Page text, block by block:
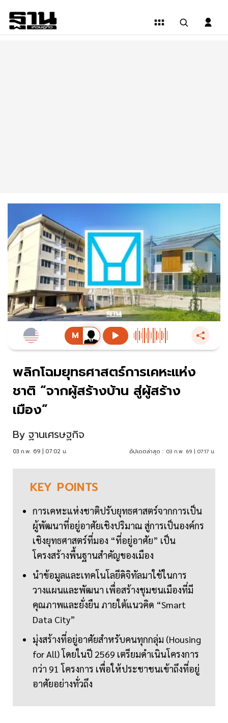
พลิกโฉมยุทธศาสตร์การเคหะแห่ง
ชาติ “จากผู้สร้างบ้าน สู่ผู้สร้าง
เมือง”
By ฐานเศรษฐกิจ
03 ก.พ. 69 | 07:02 น. อัปเดตล่าสุด : 03 ก.พ. 69 | 07:17 น.
KEY POINTS
การเคหะแห่งชาติปรับยุทธศาสตร์จากการเป็น
ผู้พัฒนาที่อยู่อาศัยเชิงปริมาณ สู่การเป็นองค์กร
เชิงยุทธศาสตร์ที่มอง “ที่อยู่อาศัย” เป็น
โครงสร้างพื้นฐานสำคัญของเมือง
นำข้อมูลและเทคโนโลยีดิจิทัลมาใช้ในการ
วางแผนและพัฒนา เพื่อสร้างชุมชนเมืองที่มี
คุณภาพและยั่งยืน ภายใต้แนวคิด “Smart
Data City”
มุ่งสร้างที่อยู่อาศัยสำหรับคนทุกกลุ่ม (Housing
for All) โดยในปี 2569 เตรียมดำเนินโครงการ
กว่า 91 โครงการ เพื่อให้ประชาชนเข้าถึงที่อยู่
อาศัยอย่างทั่วถึง